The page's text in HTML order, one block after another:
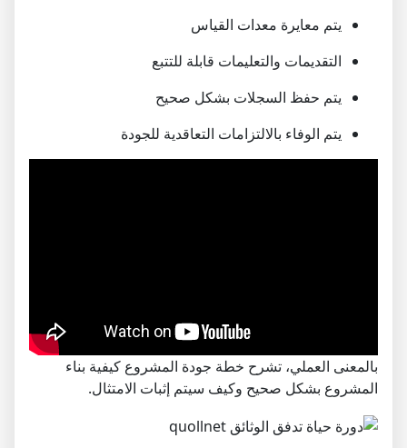
يتم معايرة معدات القياس
التقديمات والتعليمات قابلة للتتبع
يتم حفظ السجلات بشكل صحيح
يتم الوفاء بالالتزامات التعاقدية للجودة
بالمعنى العملي، تشرح خطة جودة المشروع كيفية بناء
المشروع بشكل صحيح وكيف سيتم إثبات الامتثال.